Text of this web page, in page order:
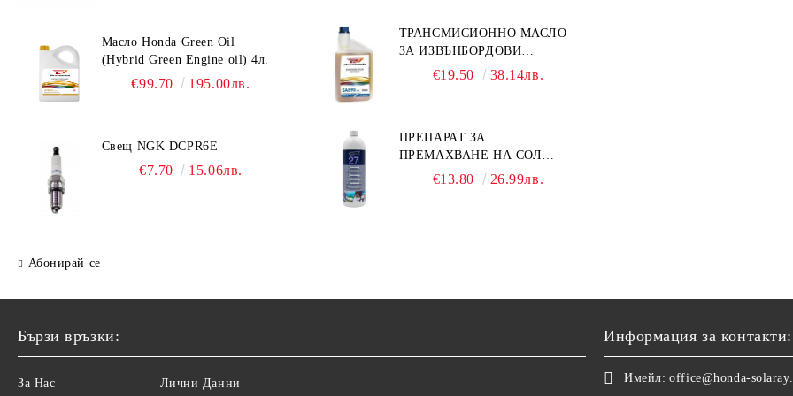
Масло Honda Green Oil
(Hybrid Green Engine oil) 4л.
€99.70 195.00лв.
Свещ NGK DCPR6E
€7.70 15.06лв.
Абонирай се
ТРАНСМИСИОННО МАСЛО
ЗА ИЗВЪНБОРДОВИ
ДВИГАТЕЛИ GL4 HONDA
€19.50 38.14лв.
ПРЕПАРАТ ЗА
ПРЕМАХВАНЕ НА СОЛ
SALT REMOVER 27 - 1L
€13.80 26.99лв.
Бързи връзки:
За Нас Лични Данни
Информация за контакти:
Имейл: office@honda-